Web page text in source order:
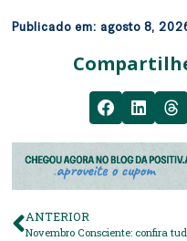
Publicado em:agosto 8,
ANTERIOR